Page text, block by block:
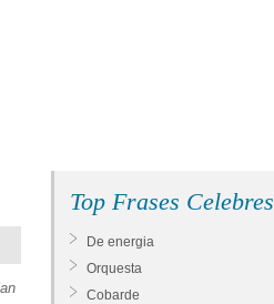
Top Frases Celebres
De energia
Orquesta
Cobarde